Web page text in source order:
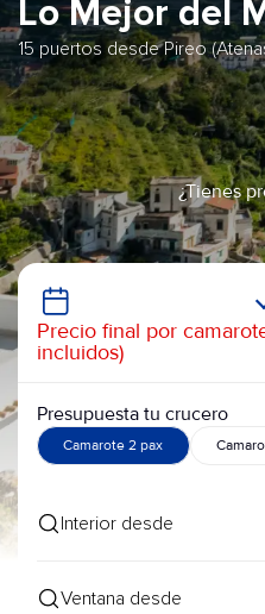
Lo Mejor del
15 puertos desde Pireo
¿Tienes
Precio final por
incluidos)
Presupuesta tu crucero
Camarote 2 pax
Interior desde
Ventana desde